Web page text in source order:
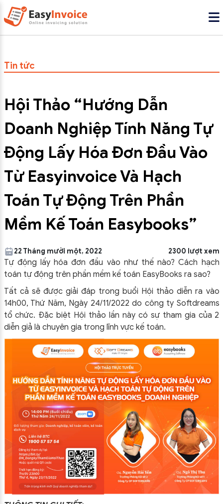
Tin tức
Hội Thảo “Hướng Dẫn
Doanh Nghiệp Tính Năng Tự
Động Lấy Hóa Đơn Đầu Vào
Từ Easyinvoice Và Hạch
Toán Tự Động Trên Phần
Mềm Kế Toán Easybooks”
22 Tháng mười một, 2022 2300 lượt xem
Tự động lấy hóa đơn đầu vào như thế nào? Cách hạch
toán tự động trên phần mềm kế toán EasyBooks ra sao?
Tất cả sẽ được giải đáp trong buổi Hội thảo diễn ra vào
14h00, Thứ Năm, Ngày 24/11/2022 do công ty Softdreams
tổ chức. Đặc biệt Hội thảo lần này có sự tham gia của 2
diễn giả là chuyên gia trong lĩnh vực kế toán.